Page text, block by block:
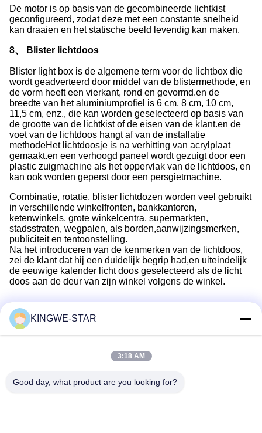
De motor is op basis van de gecombineerde lichtkist
geconfigureerd, zodat deze met een constante snelheid
kan draaien en het statische beeld levendig kan maken.
8、 Blister lichtdoos
Blister light box is de algemene term voor de lichtbox die
wordt geadverteerd door middel van de blistermethode, en
de vorm heeft een vierkant, rond en gevormd.en de
breedte van het aluminiumprofiel is 6 cm, 8 cm, 10 cm,
11,5 cm, enz., die kan worden geselecteerd op basis van
de grootte van de lichtkist of de eisen van de klant.en de
voet van de lichtdoos hangt af van de installatie
methodeHet lichtdoosje is na verhitting van acrylplaat
gemaakt.en een verhoogd paneel wordt gezuigt door een
plastic zuigmachine als het oppervlak van de lichtdoos, en
kan ook worden geperst door een persgietmachine.
Combinatie, rotatie, blister lichtdozen worden veel gebruikt
in verschillende winkelfronten, bankkantoren,
ketenwinkels, grote winkelcentra, supermarkten,
stadsstraten, wegpalen, als borden,aanwijzingsmerken,
publiciteit en tentoonstelling.
Na het introduceren van de kenmerken van de lichtdoos,
zei de klant dat hij een duidelijk begrip had,en uiteindelijk
de eeuwige kalender licht doos geselecteerd als de licht
doos aan de deur van zijn winkel volgens de winkel.
Verbouwingsbedrijf Xintang, Baishixia, Fuyong Street, Baoan
KINGWE-STAR
3:18 AM
Good day, what product are you looking for?